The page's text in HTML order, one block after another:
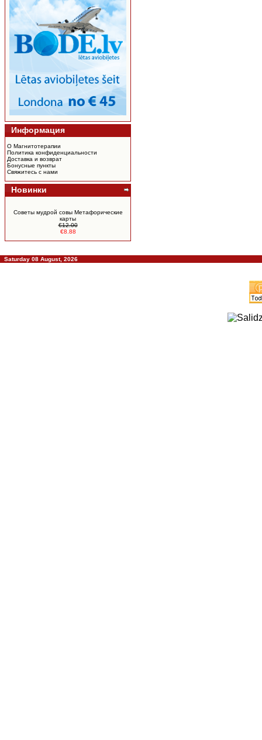
Информация
О Магнитотерапии
Политика конфиденциальности
Доставка и возврат
Бонусные пункты
Свяжитесь с нами
Новинки
Советы мудрой совы Метафорические
карты
€12.00
€8.88
Saturday 08 August, 2026